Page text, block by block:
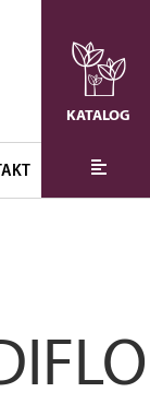
KATALOG